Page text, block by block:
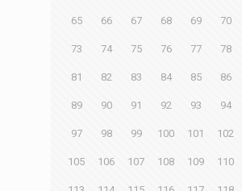
65 66 67 68 69 70
73 74 75 76 77 78
81 82 83 84 85 86
89 90 91 92 93 94
97 98 99 100 101 102
105 106 107 108 109 110